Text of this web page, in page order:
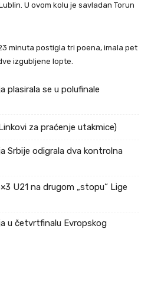
U ovom kolu je savladan Torun
minuta postigla tri poena, imala pet
izgubljene lopte.
plasirala se u polufinale
za praćenje utakmice)
Srbije odigrala dva kontrolna
U21 na drugom „stopu“ Lige
u četvrtfinalu Evropskog